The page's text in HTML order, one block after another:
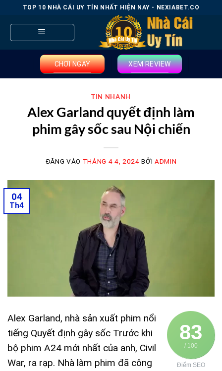
dung
TOP 10 NHÀ CÁI UY TÍN NHẤT HIỆN NAY - NEXIABET.CO
CHƠI NGAY XEM REVIEW
TIN NHANH
Alex Garland quyết định làm
phim gây sốc sau Nội chiến
ĐĂNG VÀO THÁNG 4 4, 2024 BỞIADMIN
04
Th4
83
/ 100
Điểm SEO
Alex Garland, nhà sản xuất phim nổi
tiếng Quyết định gây sốc Trước khi
bộ phim A24 mới nhất của anh, Civil
War, ra rạp. Nhà làm phim đã công